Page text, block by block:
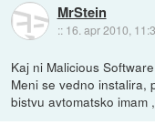
MrStein
:: 16. apr 2010,
Kaj ni Malicious
Meni se vedno instalira,
bistvu avtomatsko imam